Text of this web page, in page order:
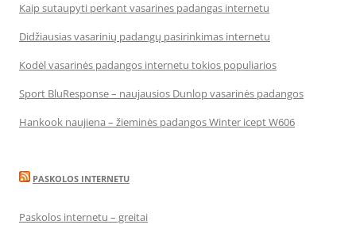
Kaip sutaupyti perkant vasarines padangas internetu
Didžiausias vasarinių padangų pasirinkimas internetu
Kodėl vasarinės padangos internetu tokios populiarios
Sport BluResponse – naujausios Dunlop vasarinės padangos
Hankook naujiena – žieminės padangos Winter icept W606
PASKOLOS INTERNETU
Paskolos internetu – greitai